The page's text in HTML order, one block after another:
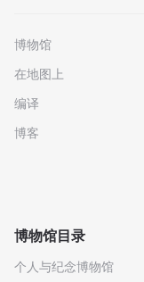
博物馆
在地图上
编译
博客
博物馆目录
个人与纪念博物馆